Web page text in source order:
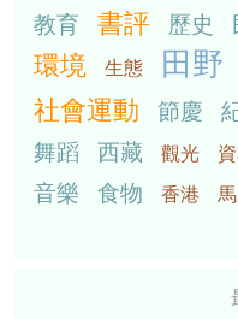
教育 書評 歷史
環境 生態 田野
社會運動 節慶
舞蹈 西藏 觀光
音樂 食物 香港